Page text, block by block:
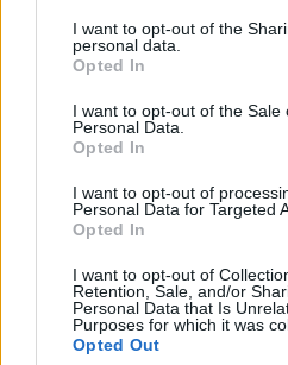
not limited to your visit or usage
grant or deny consent to Google
use your data for below
consent section.
I want to opt-out of the
personal data.
Opted In
I want to opt-out of the Sale
Personal Data.
Opted In
I want to opt-out of
Personal Data for Targeted
Opted In
I want to opt-out of
Retention, Sale, and/or
Personal Data that Is
Purposes for which it was
Opted Out
fontos volt, hogy ma is
pontot. Örülök, hogy két
de mint már mondtam, a
legfontosabb. Soha nem
egy szezonban, de még
remélem, el fogok jutni
Mester mondott nekem a
nem akarom elárulni, hogy
közel vagyok!